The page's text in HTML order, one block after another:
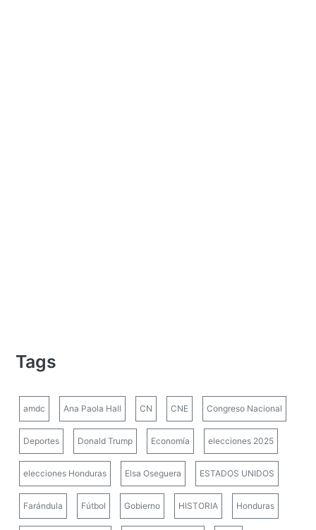
Tags
amdc Ana Paola Hall CN CNE Congreso Nacional
Deportes Donald Trump Economía elecciones 2025
elecciones Honduras Elsa Oseguera ESTADOS UNIDOS
Farándula Fútbol Gobierno HISTORIA Honduras